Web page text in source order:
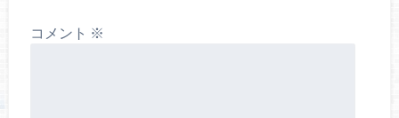
コメント ※